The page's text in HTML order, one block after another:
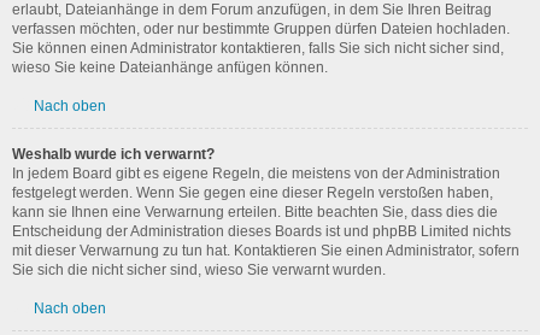
erlaubt, Dateianhänge in dem Forum anzufügen, in dem Sie Ihren Beitrag
verfassen möchten, oder nur bestimmte Gruppen dürfen Dateien hochladen.
Sie können einen Administrator kontaktieren, falls Sie sich nicht sicher sind,
wieso Sie keine Dateianhänge anfügen können.
Nach oben
Weshalb wurde ich verwarnt?
In jedem Board gibt es eigene Regeln, die meistens von der Administration
festgelegt werden. Wenn Sie gegen eine dieser Regeln verstoßen haben,
kann sie Ihnen eine Verwarnung erteilen. Bitte beachten Sie, dass dies die
Entscheidung der Administration dieses Boards ist und phpBB Limited nichts
mit dieser Verwarnung zu tun hat. Kontaktieren Sie einen Administrator, sofern
Sie sich die nicht sicher sind, wieso Sie verwarnt wurden.
Nach oben